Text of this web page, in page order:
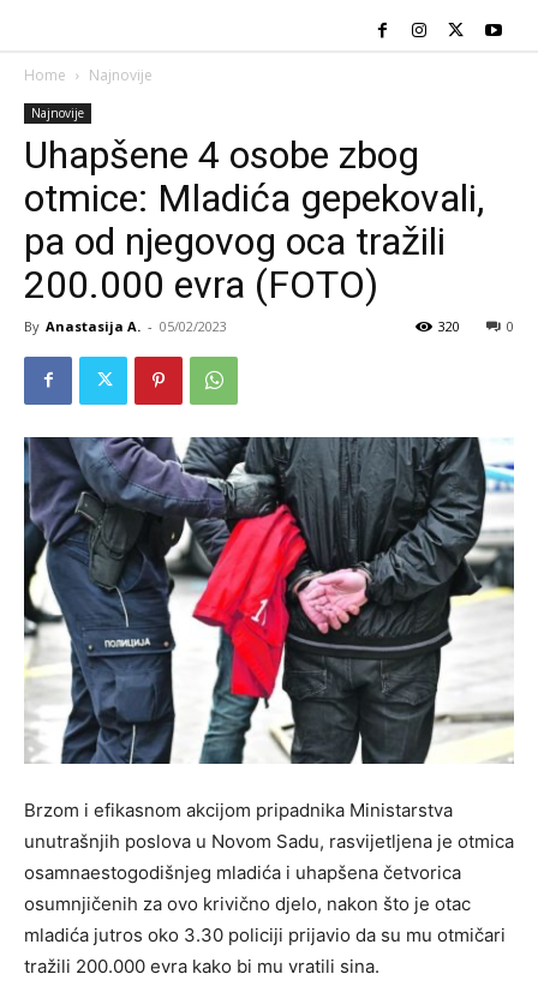
Home Najnovije
Najnovije
Uhapšene 4 osobe zbog
otmice: Mladića gepekovali,
pa od njegovog oca tražili
200.000 evra (FOTO)
By Anastasija A. - 05/02/2023 0
320
Brzom i efikasnom akcijom pripadnika Ministarstva
unutrašnjih poslova u Novom Sadu, rasvijetljena je otmica
osamnaestogodišnjeg mladića i uhapšena četvorica
osumnjičenih za ovo krivično djelo, nakon što je otac
mladića jutros oko 3.30 policiji prijavio da su mu otmičari
tražili 200.000 evra kako bi mu vratili sina.